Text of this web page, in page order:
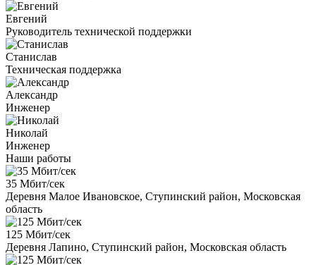
Евгений
Руководитель технической поддержки
Станислав
Техническая поддержка
Александр
Инженер
Николай
Инженер
Наши работы
35 Мбит/сек
Деревня Малое Ивановское, Ступинский район, Московская
область
125 Мбит/сек
Деревня Лапино, Ступинский район, Московская область